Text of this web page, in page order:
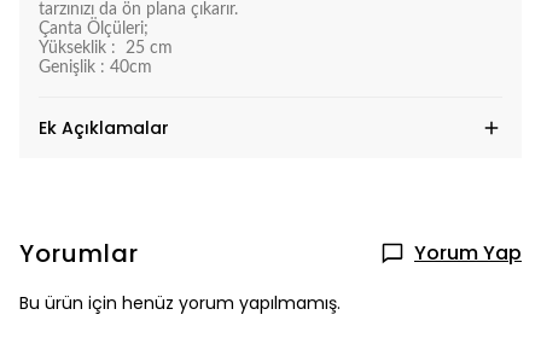
tarzınızı da ön plana çıkarır.
Çanta Ölçüleri;
Yükseklik : 25 cm
Genişlik : 40cm
Ek Açıklamalar
Yorumlar Yorum Yap
Bu ürün için henüz yorum yapılmamış.